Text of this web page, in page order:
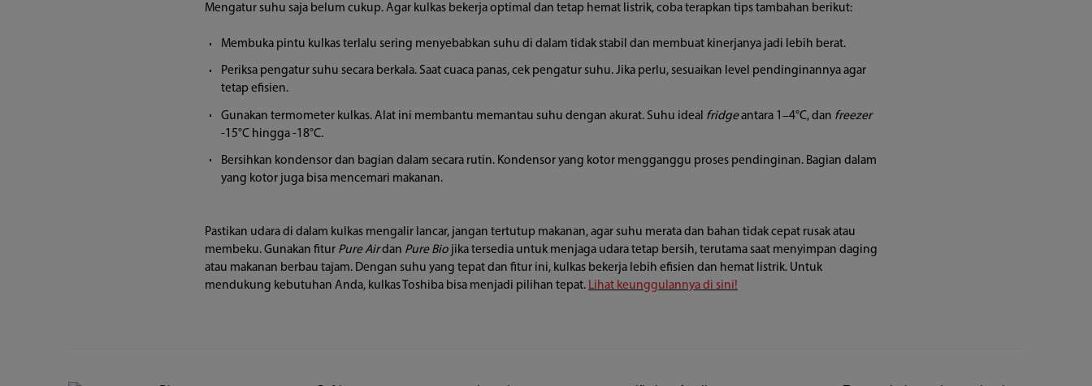
Mengatur suhu saja belum cukup. Agar kulkas bekerja optimal dan tetap hemat listrik, coba terapkan tips tambahan berikut:
Membuka pintu kulkas terlalu sering menyebabkan suhu di dalam tidak stabil dan membuat kinerjanya jadi lebih berat.
Periksa pengatur suhu secara berkala. Saat cuaca panas, cek pengatur suhu. Jika perlu, sesuaikan level pendinginannya agar
tetap efisien.
Gunakan termometer kulkas. Alat ini membantu memantau suhu dengan akurat. Suhu ideal fridgeantara 1–4°C, dan freezer
-15°C hingga -18°C.
Bersihkan kondensor dan bagian dalam secara rutin. Kondensor yang kotor mengganggu proses pendinginan. Bagian dalam
yang kotor juga bisa mencemari makanan.
Pastikan udara di dalam kulkas mengalir lancar, jangan tertutup makanan, agar suhu merata dan bahan tidak cepat rusak atau
membeku. Gunakan fitur Pure Airdan Pure Bio jika tersedia untuk menjaga udara tetap bersih, terutama saat menyimpan daging
atau makanan berbau tajam. Dengan suhu yang tepat dan fitur ini, kulkas bekerja lebih efisien dan hemat listrik. Untuk
mendukung kebutuhan Anda, kulkas Toshiba bisa menjadi pilihan tepat. Lihat keunggulannya di sini!